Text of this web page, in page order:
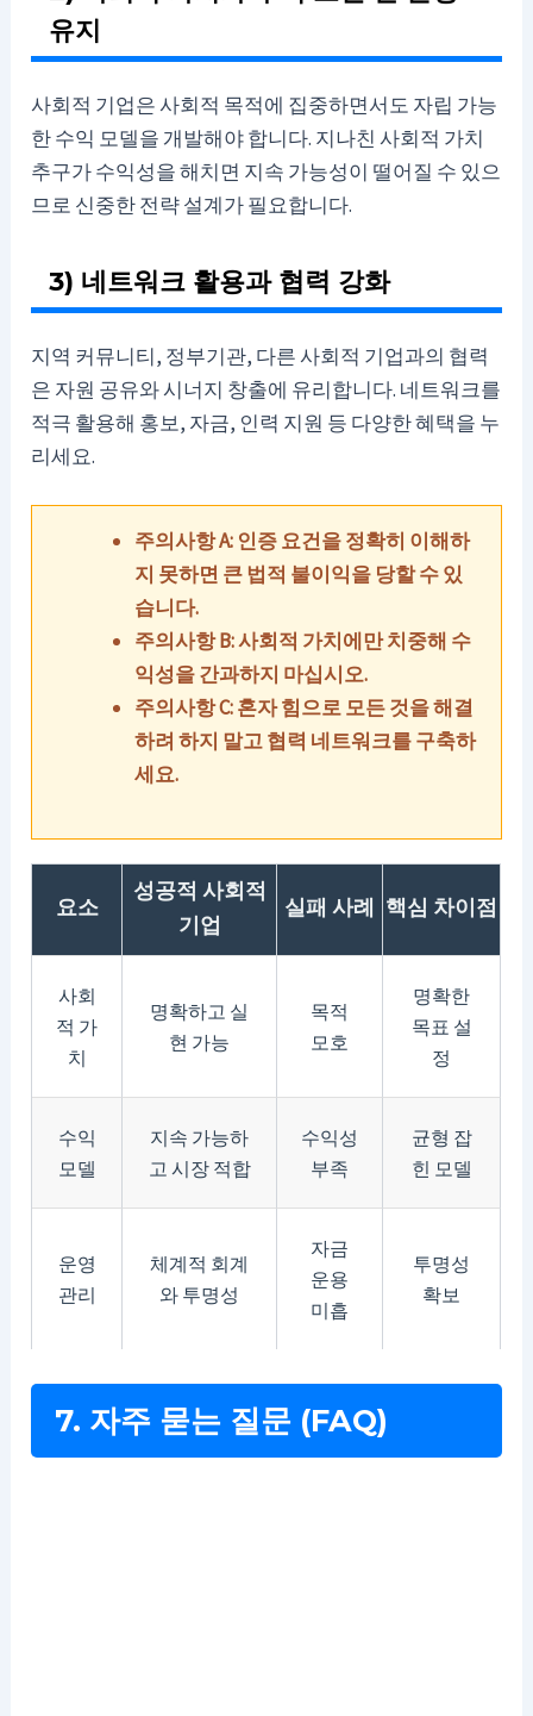
유지
사회적 기업은 사회적 목적에 집중하면서도 자립 가능
한 수익 모델을 개발해야 합니다. 지나친 사회적 가치
추구가 수익성을 해치면 지속 가능성이 떨어질 수 있으
므로 신중한 전략 설계가 필요합니다.
3) 네트워크 활용과 협력 강화
지역 커뮤니티, 정부기관, 다른 사회적 기업과의 협력
은 자원 공유와 시너지 창출에 유리합니다. 네트워크를
적극 활용해 홍보, 자금, 인력 지원 등 다양한 혜택을 누
리세요.
주의사항 A: 인증 요건을 정확히 이해하
지 못하면 큰 법적 불이익을 당할 수 있
습니다.
주의사항 B: 사회적 가치에만 치중해 수
익성을 간과하지 마십시오.
주의사항 C: 혼자 힘으로 모든 것을 해결
하려 하지 말고 협력 네트워크를 구축하
세요.
요소
성공적 사회적
기업
실패 사례 핵심 차이점
사회
적 가
치
명확하고 실
현 가능
목적
모호
명확한
목표 설
정
수익
모델
지속 가능하
고 시장 적합
수익성
부족
균형 잡
힌 모델
운영
관리
체계적 회계
와 투명성
자금
운용
미흡
투명성
확보
7. 자주 묻는 질문 (FAQ)